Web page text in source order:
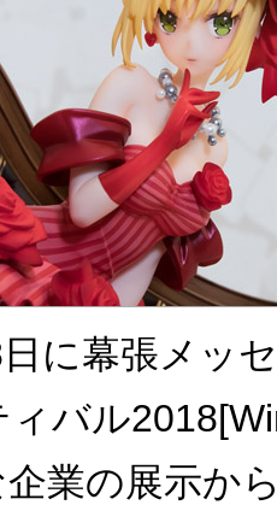
に幕張メッ
バル
業の展示か